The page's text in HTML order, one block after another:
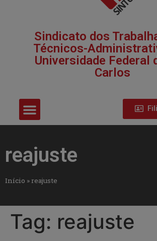
Sindicato dos
Técnicos-
Universidade Federal
Carlos​
reajuste
Início »reajuste
Tag: reajuste